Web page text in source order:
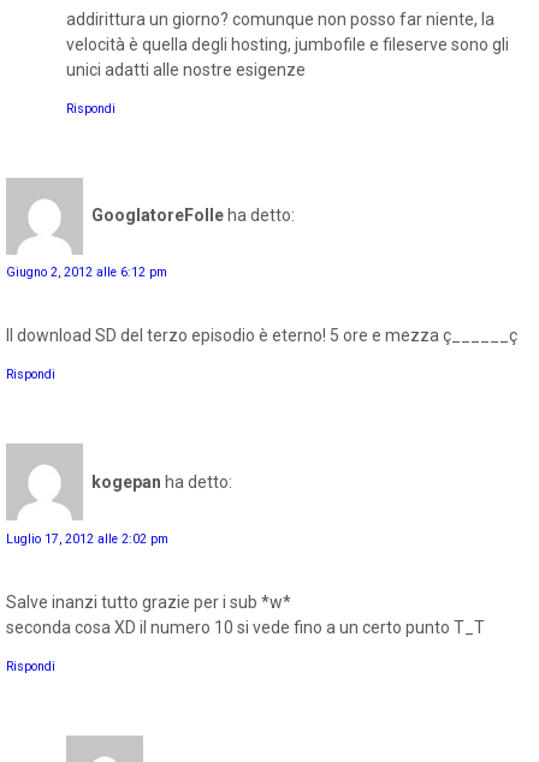
addirittura un giorno? comunque non posso far niente, la
velocità è quella degli hosting, jumbofile e fileserve sono gli
unici adatti alle nostre esigenze
Rispondi
GooglatoreFolle ha detto:
Giugno 2, 2012 alle 6:12 pm
Il download SD del terzo episodio è eterno! 5 ore e mezza ç______ç
Rispondi
kogepan ha detto:
Luglio 17, 2012 alle 2:02 pm
Salve inanzi tutto grazie per i sub *w*
seconda cosa XD il numero 10 si vede fino a un certo punto T_T
Rispondi